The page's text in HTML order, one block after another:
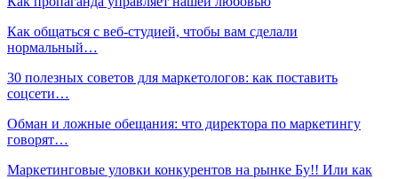
Как общаться с веб-студией, чтобы вам сделали
нормальный…
30 полезных советов для маркетологов: как поставить
соцсети…
Обман и ложные обещания: что директора по маркетингу
говорят…
Маркетинговые уловки конкурентов на рынке Бу!! Или как